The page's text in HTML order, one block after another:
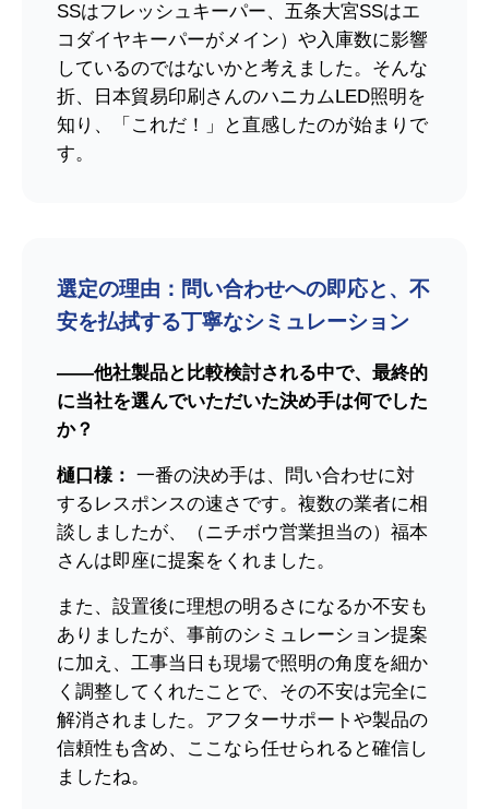
SSはフレッシュキーパー、五条大宮SSはエ
コダイヤキーパーがメイン）や入庫数に影響
しているのではないかと考えました。そんな
折、日本貿易印刷さんのハニカムLED照明を
知り、「これだ！」と直感したのが始まりで
す。
選定の理由：問い合わせへの即応と、不
安を払拭する丁寧なシミュレーション
――他社製品と比較検討される中で、最終的
に当社を選んでいただいた決め手は何でした
か？
樋口様： 一番の決め手は、問い合わせに対
するレスポンスの速さです。複数の業者に相
談しましたが、（ニチボウ営業担当の）福本
さんは即座に提案をくれました。
また、設置後に理想の明るさになるか不安も
ありましたが、事前のシミュレーション提案
に加え、工事当日も現場で照明の角度を細か
く調整してくれたことで、その不安は完全に
解消されました。アフターサポートや製品の
信頼性も含め、ここなら任せられると確信し
ましたね。